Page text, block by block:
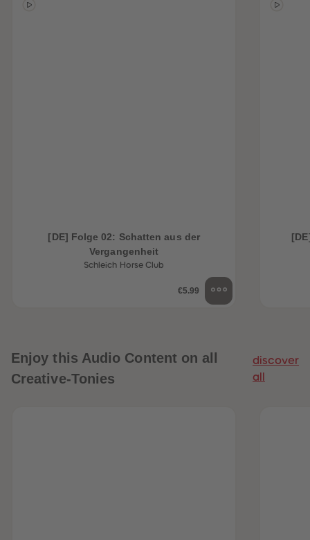
[DE] Folge 02: Schatten aus der
Vergangenheit
Schleich Horse Club
€5.99
Enjoy this Audio Content on all
Creative-Tonies
discover
all